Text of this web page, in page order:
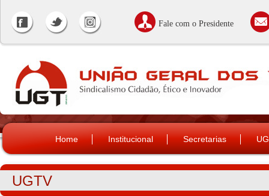
Fale com o Presidente
Home Institucional Secretarias
UGTV